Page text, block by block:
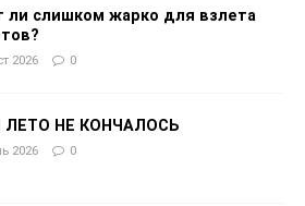
ли слишком жарко для взлета
2026 0
НЕ КОНЧАЛОСЬ
2026 0